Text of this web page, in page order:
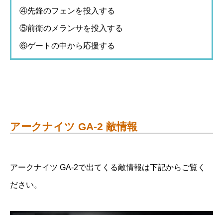
④先鋒のフェンを投入する
⑤前衛のメランサを投入する
⑥ゲートの中から応援する
アークナイツ GA-2 敵情報
アークナイツ GA-2で出てくる敵情報は下記からご覧く
ださい。